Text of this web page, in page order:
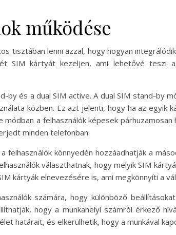
működése
tisztában lenni azzal, hogy hogyan
kártyát kezeljen, ami lehetővé teszi a
és a dual SIM active. A dual SIM stand-by
közben. Ez azt jelenti, hogy ha az egyik
a felhasználók képesek
minden telefonban.
könnyedén hozzáadhatják a
választhatnak, hogy melyik SIM
kártyák elnevezésére is, ami megkönnyíti a
számára, hogy különböző
hogy a munkahelyi számról érkező
határait, és elkerülhetik, hogy a munkával